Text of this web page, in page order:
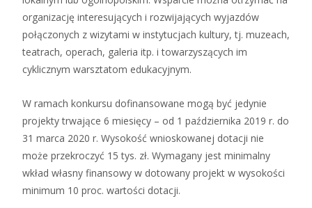
organizację interesujących i rozwijających wyjazdów
połączonych z wizytami w instytucjach kultury, tj. muzeach,
teatrach, operach, galeria itp. i towarzyszących im
cyklicznym warsztatom edukacyjnym.
W ramach konkursu dofinansowane mogą być jedynie
projekty trwające 6 miesięcy – od 1 października 2019 r. do
31 marca 2020 r. Wysokość wnioskowanej dotacji nie
może przekroczyć 15 tys. zł. Wymagany jest minimalny
wkład własny finansowy w dotowany projekt w wysokości
minimum 10 proc. wartości dotacji.